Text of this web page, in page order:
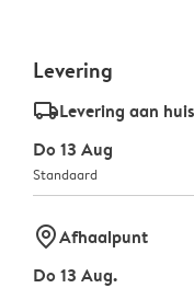
Levering
delivery_standard_v2Levering aan huis
Do 13 Aug
Standaard
marker-pinAfhaalpunt
Do 13 Aug.